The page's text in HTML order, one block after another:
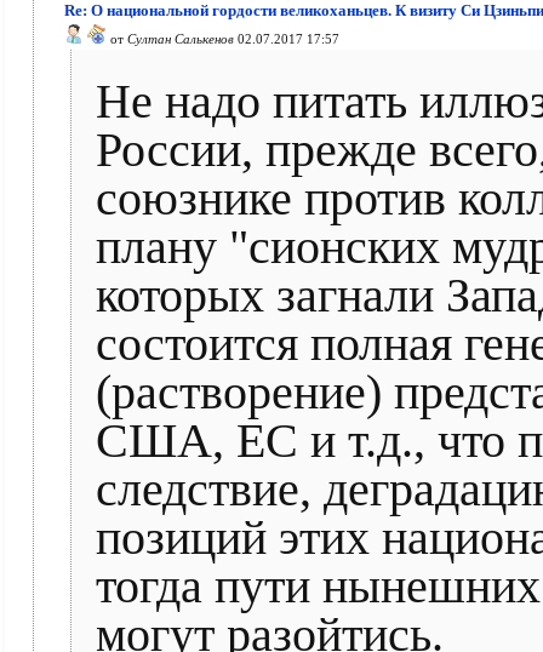
Re: О национальной гордости великоханьцев. К визиту Си
от Султан Салькенов 02.07.2017 17:57
Не надо питать
России, прежде
союзнике против
плану "сионских
которых загнали
состоится полная
(растворение)
США, ЕС и т.д., что
следствие,
позиций этих
тогда пути
могут разойтись.